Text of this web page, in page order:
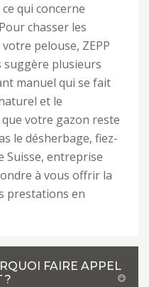
qui concerne
chasser les
pelouse, ZEPP
suggère plusieurs
manuel qui se fait
et le
votre gazon reste
le désherbage, fiez-
Suisse, entreprise
à vous offrir la
prestations en
FAIRE APPEL
?